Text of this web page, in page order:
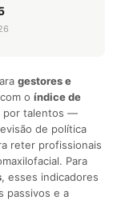
gestores e
o índice de
por talentos —
de política
reter profissionais
Para
, esses indicadores
passivos e a